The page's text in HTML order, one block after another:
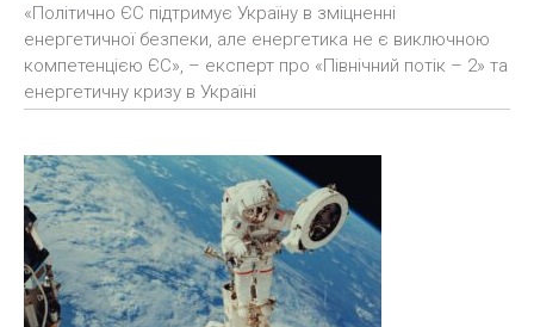
«Політично ЄС підтримує Україну в зміцненні
енергетичної безпеки, але енергетика не є виключною
компетенцією ЄС», – експерт про «Північний потік – 2» та
енергетичну кризу в Україні